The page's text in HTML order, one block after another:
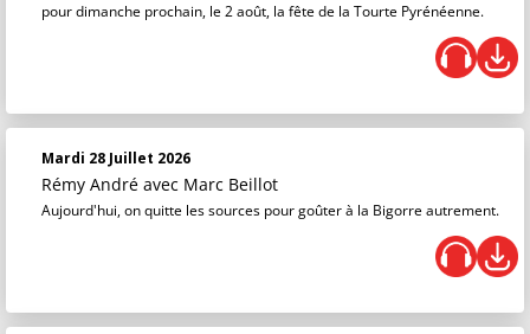
pour dimanche prochain, le 2 août, la fête de la Tourte Pyrénéenne.
Mardi 28 Juillet 2026
Rémy André avec Marc Beillot
Aujourd'hui, on quitte les sources pour goûter à la Bigorre autrement.